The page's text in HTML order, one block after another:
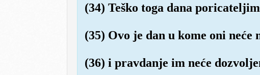
(34) Teško toga dana
(35) Ovo je dan u kome oni
(36) i pravdanje im neće